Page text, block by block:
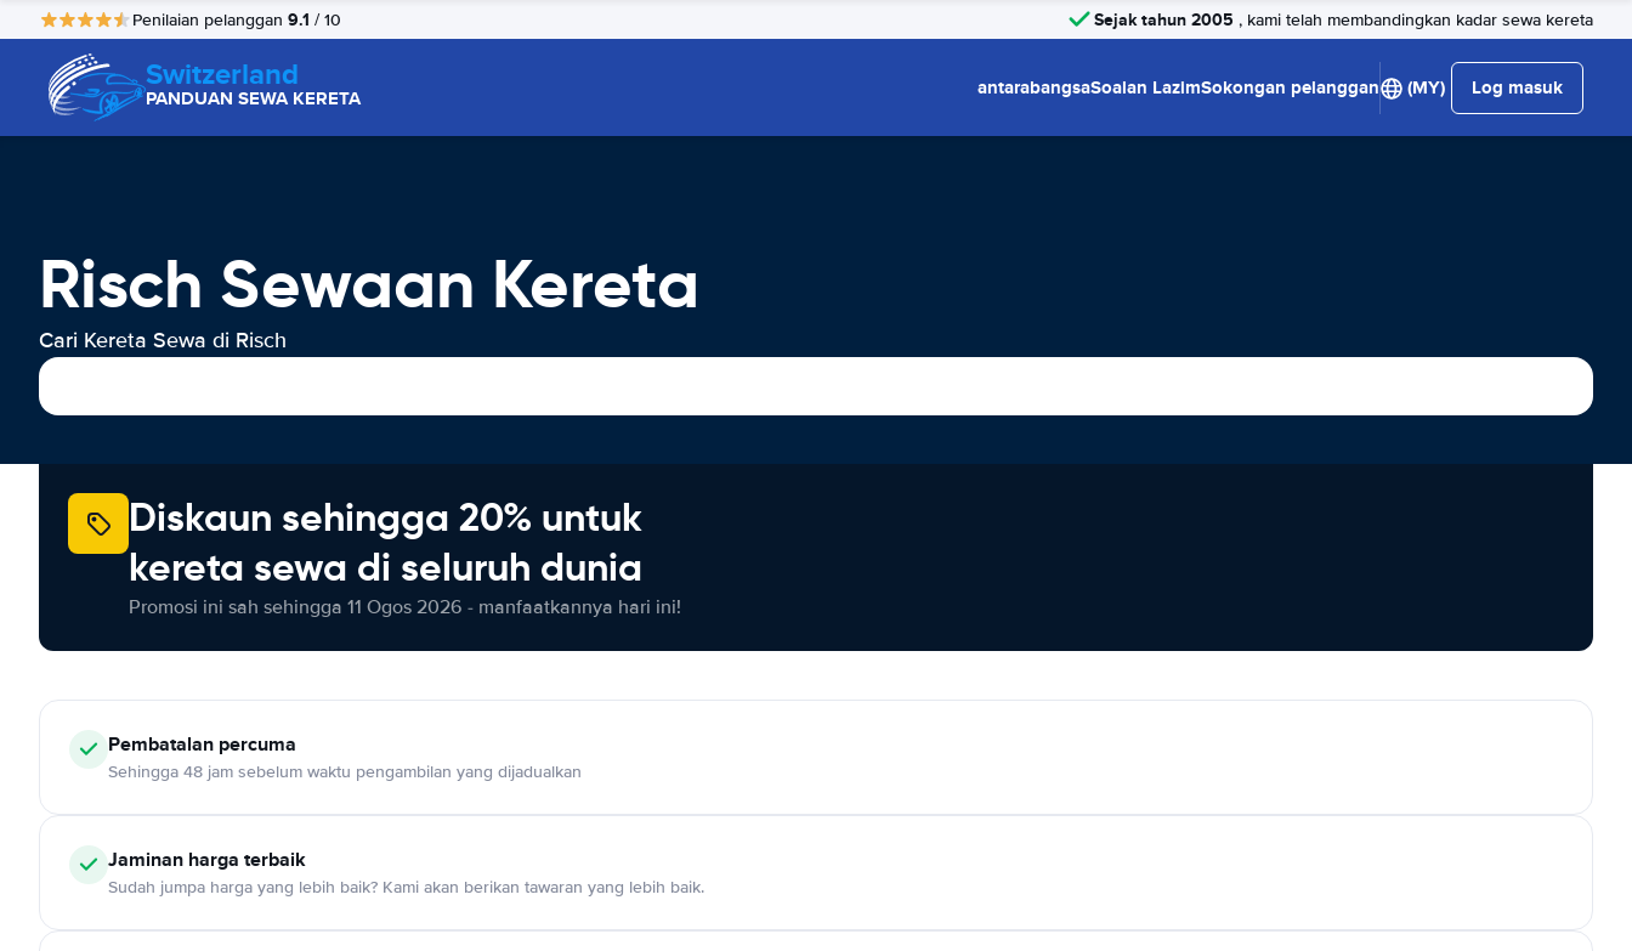
Penilaian pelanggan 9.1 / 10 Sejak tahun 2005 , kami telah membandingkan kadar sewa kereta
Switzerland
PANDUAN SEWA KERETA antarabangsaSoalan LazimSokongan pelanggan (MY) Log masuk
Risch Sewaan Kereta
Cari Kereta Sewa di Risch
Diskaun sehingga 20% untuk
kereta sewa di seluruh dunia
Promosi ini sah sehingga 11 Ogos 2026 - manfaatkannya hari ini!
Pembatalan percuma
Sehingga 48 jam sebelum waktu pengambilan yang dijadualkan
Jaminan harga terbaik
Sudah jumpa harga yang lebih baik? Kami akan berikan tawaran yang lebih baik.